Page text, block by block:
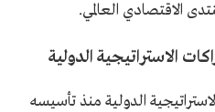
الاقتصادي العالمي.
الاستراتيجية الدولية
الدولية منذ تأسيسه